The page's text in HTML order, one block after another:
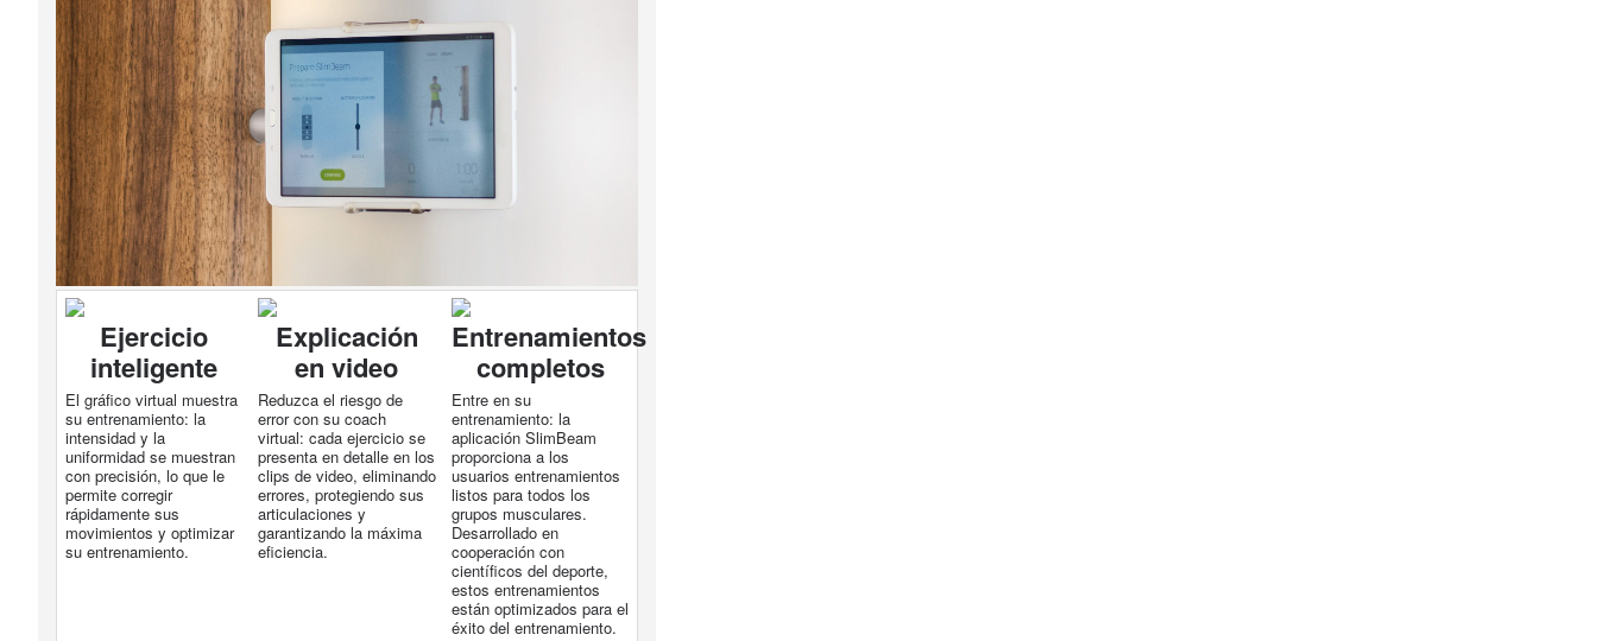
Ejercicio
inteligente
El gráfico virtual muestra
su entrenamiento: la
intensidad y la
uniformidad se muestran
con precisión, lo que le
permite corregir
rápidamente sus
movimientos y optimizar
su entrenamiento.
Explicación
en video
Reduzca el riesgo de
error con su coach
virtual: cada ejercicio se
presenta en detalle en los
clips de video, eliminando
errores, protegiendo sus
articulaciones y
garantizando la máxima
eficiencia.
Entrenamientos
completos
Entre en su
entrenamiento: la
aplicación SlimBeam
proporciona a los
usuarios entrenamientos
listos para todos los
grupos musculares.
Desarrollado en
cooperación con
científicos del deporte,
estos entrenamientos
están optimizados para el
éxito del entrenamiento.